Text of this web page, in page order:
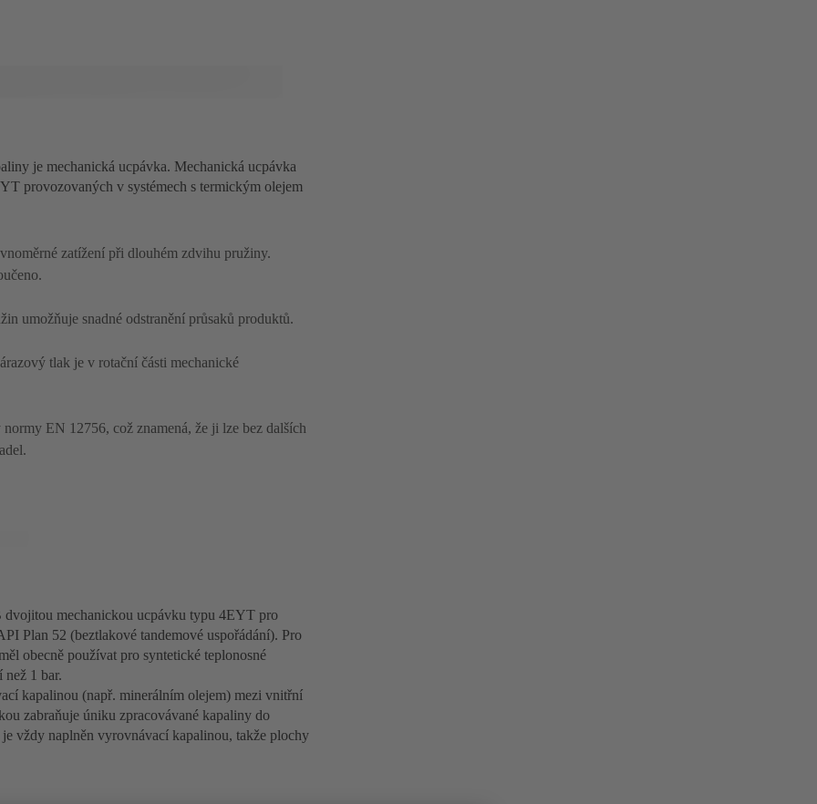
je mechanická ucpávka. Mechanická ucpávka
provozovaných v systémech s termickým olejem
zatížení při dlouhém zdvihu pružiny.
umožňuje snadné odstranění průsaků produktů.
tlak je v rotační části mechanické
EN 12756, což znamená, že ji lze bez dalších
mechanickou ucpávku typu 4EYT pro
Plan 52 (beztlakové tandemové uspořádání). Pro
obecně používat pro syntetické teplonosné
1 bar.
kapalinou (např. minerálním olejem) mezi vnitřní
zabraňuje úniku zpracovávané kapaliny do
vždy naplněn vyrovnávací kapalinou, takže plochy